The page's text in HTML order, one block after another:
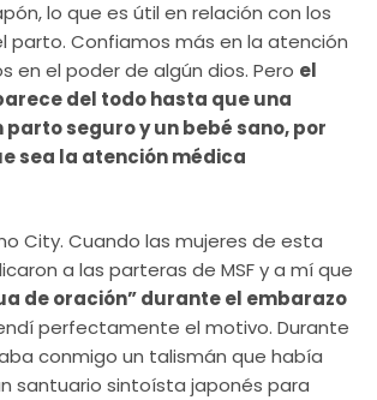
lo que es útil en relación con los
parto. Confiamos más en la atención
en el poder de algún dios. Pero el
del todo hasta que una
seguro y un bebé sano, por
sea la atención médica
City. Cuando las mujeres de esta
a las parteras de MSF y a mí que
de oración” durante el embarazo
perfectamente el motivo. Durante
conmigo un talismán que había
santuario sintoísta japonés para